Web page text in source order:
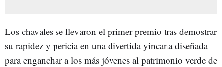
Los chavales se llevaron el primer premio tras demostrar
su rapidez y pericia en una divertida yincana diseñada
para enganchar a los más jóvenes al patrimonio verde de